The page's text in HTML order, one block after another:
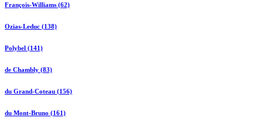
François-Williams (62)
Ozias-Leduc (138)
Polybel (141)
de Chambly (83)
du Grand-Coteau (156)
du Mont-Bruno (161)